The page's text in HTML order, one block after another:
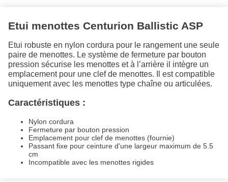
Etui menottes Centurion Ballistic ASP
Etui robuste en nylon cordura pour le rangement une seule
paire de menottes. Le système de fermeture par bouton
pression sécurise les menottes et à l’arrière il intègre un
emplacement pour une clef de menottes. Il est compatible
uniquement avec les menottes type chaîne ou articulées.
Caractéristiques :
Nylon cordura
Fermeture par bouton pression
Emplacement pour clef de menottes (fournie)
Passant fixe pour ceinture d'une largeur maximum de 5.5
cm
Incompatible avec les menottes rigides